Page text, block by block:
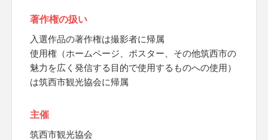
著作権の扱い
入選作品の著作権は撮影者に帰属
使用権（ホームページ、ポスター、その他筑西市の
魅力を広く発信する目的で使用するものへの使用）
は筑西市観光協会に帰属
主催
筑西市観光協会